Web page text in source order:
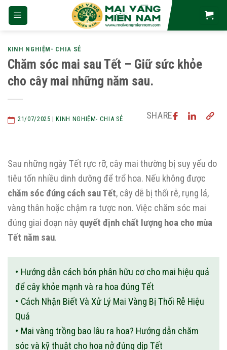
Skip
KINH NGHIỆM- CHIA SẺ
Chăm sóc mai sau Tết – Giữ sức khỏe
cho cây mai những năm sau.
21/07/2025 |KINH NGHIỆM- CHIA SẺ SHARE
Sau những ngày Tết rực rỡ, cây mai thường bị suy yếu do
tiêu tốn nhiều dinh dưỡng để trổ hoa. Nếu không được
chăm sóc đúng cách sau Tết, cây dễ bị thối rễ, rụng lá,
vàng thân hoặc chậm ra tược non. Việc chăm sóc mai
đúng giai đoạn này quyết định chất lượng hoa cho mùa
Tết năm sau.
Hướng dẫn cách bón phân hữu cơ cho mai hiệu quả
để cây khỏe mạnh và ra hoa đúng Tết
Cách Nhận Biết Và Xử Lý Mai Vàng Bị Thối Rễ Hiệu
Quả
Mai vàng trồng bao lâu ra hoa? Hướng dẫn chăm
sóc và kỹ thuật cho hoa nở đúng dịp Tết